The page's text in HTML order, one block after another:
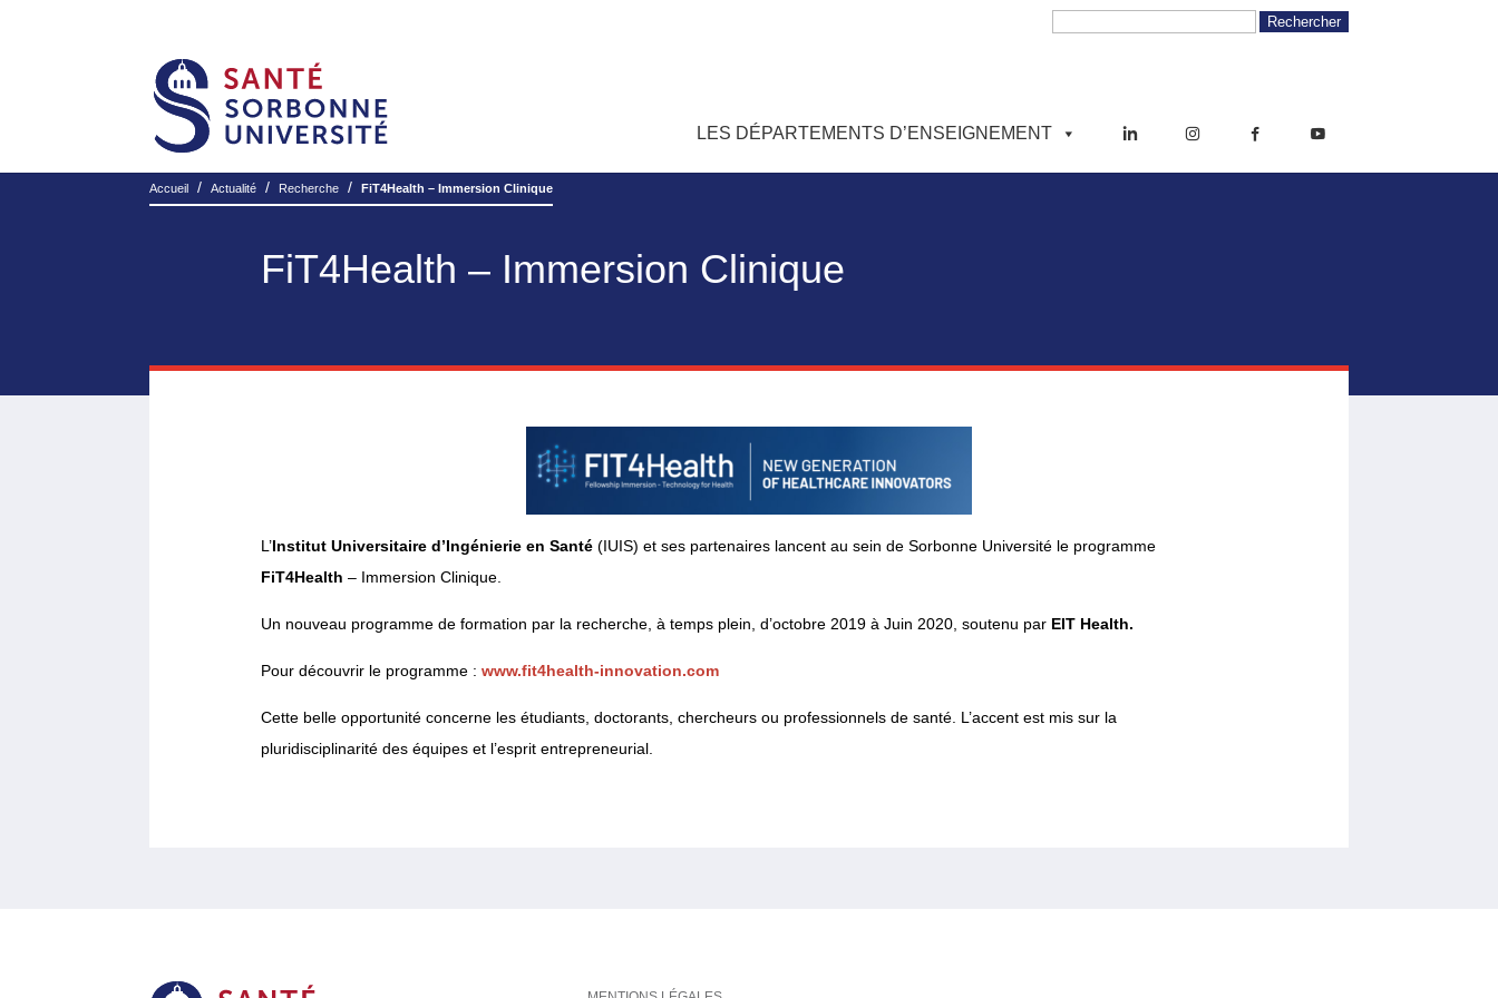
LES DÉPARTEMENTS D’ENSEIGNEMENT
Accueil /Actualité / Recherche /FiT4Health – Immersion Clinique
FiT4Health – Immersion Clinique
L’Institut Universitaire d’Ingénierie en Santé (IUIS) et ses partenaires lancent au sein de Sorbonne Université le programme
FiT4Health – Immersion Clinique.
Un nouveau programme de formation par la recherche, à temps plein, d’octobre 2019 à Juin 2020, soutenu par EIT Health.
Pour découvrir le programme : www.fit4health-innovation.com
Cette belle opportunité concerne les étudiants, doctorants, chercheurs ou professionnels de santé. L’accent est mis sur la
pluridisciplinarité des équipes et l’esprit entrepreneurial.